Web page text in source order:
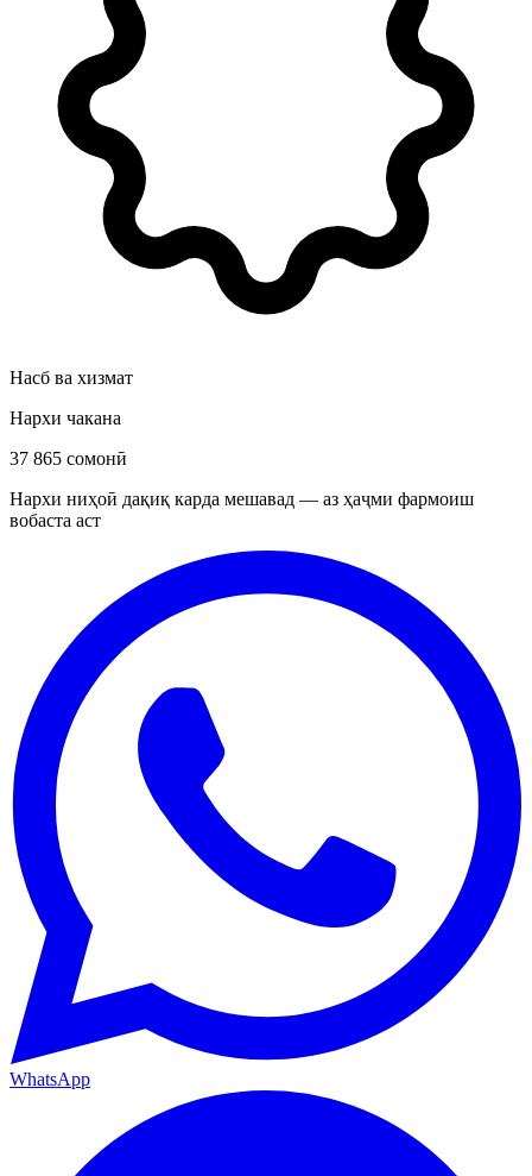
Насб ва хизмат
Нархи чакана
37 865 сомонӣ
Нархи ниҳоӣ дақиқ карда мешавад — аз ҳаҷми фармоиш
вобаста аст
WhatsApp